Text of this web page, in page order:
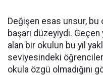
Değişen esas unsur,
başarı düzeyiydi.
alan bir okulun bu yıl
seviyesindeki
okula özgü olmadığını